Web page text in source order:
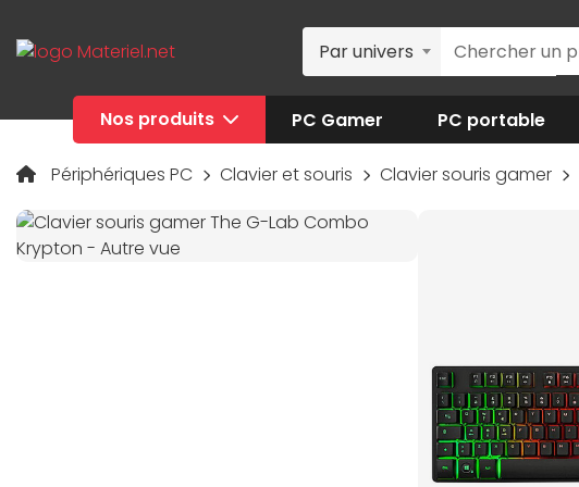
Par univers
Nos produits PC Gamer PC portable
Périphériques PC Clavier et souris Clavier souris gamer